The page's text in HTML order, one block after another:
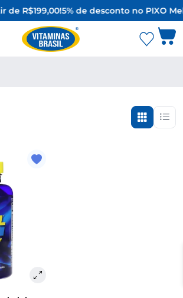
de R$199,00!5% de desconto no PIXO